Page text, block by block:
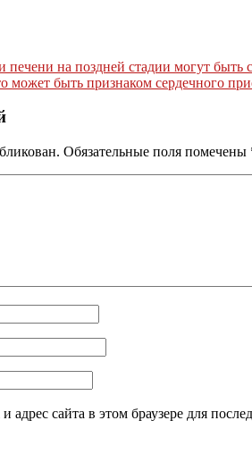
на поздней стадии могут быть
может быть признаком сердечного
Обязательные поля помечены
адрес сайта в этом браузере для